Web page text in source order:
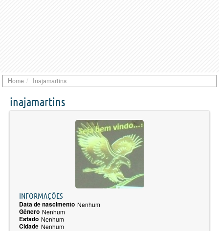
Home Inajamartins
inajamartins
INFORMAÇÕES
Data de nascimento Nenhum
Gênero Nenhum
Estado Nenhum
Cidade Nenhum